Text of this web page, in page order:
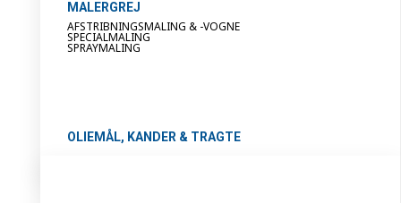
MALERGREJ
AFSTRIBNINGSMALING & -VOGNE
SPECIALMALING
SPRAYMALING
OLIEMÅL, KANDER & TRAGTE